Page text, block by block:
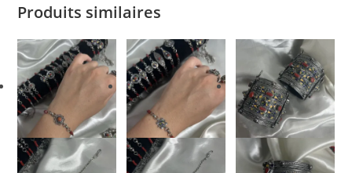
Produits similaires